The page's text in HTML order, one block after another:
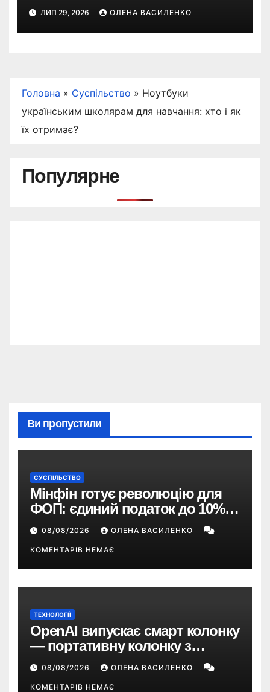
ЛИП 29, 2026 ОЛЕНА ВАСИЛЕНКО
Головна » Суспільство » Ноутбуки
українським школярам для навчання: хто і як
їх отримає?
Популярне
Ви пропустили
СУСПІЛЬСТВО
Мінфін готує революцію для
ФОП: єдиний податок до 10%,
ПДВ з 2028 року та перегляд 2-ї
групи
08/08/2026 ОЛЕНА ВАСИЛЕНКО
КОМЕНТАРІВ НЕМАЄ
ТЕХНОЛОГІЇ
OpenAI випускає смарт колонку
— портативну колонку з
ChatGPT, камерою та цінником
понад $300
08/08/2026 ОЛЕНА ВАСИЛЕНКО
КОМЕНТАРІВ НЕМАЄ